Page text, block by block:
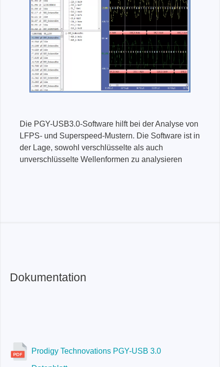
Die PGY-USB3.0-Software hilft bei der Analyse von
LFPS- und Superspeed-Mustern. Die Software ist in
der Lage, sowohl verschlüsselte als auch
unverschlüsselte Wellenformen zu analysieren
Dokumentation
Prodigy Technovations PGY-USB 3.0